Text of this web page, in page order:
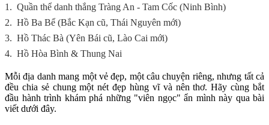
1. Quần thể danh thắng Tràng An - Tam Cốc (Ninh Bình)
2. Hồ Ba Bể (Bắc Kạn cũ, Thái Nguyên mới)
3. Hồ Thác Bà (Yên Bái cũ, Lào Cai mới)
4. Hồ Hòa Bình & Thung Nai
Mỗi địa danh mang một vẻ đẹp, một câu chuyện riêng, nhưng tất cả
đều chia sẻ chung một nét đẹp hùng vĩ và nên thơ. Hãy cùng bắt
đầu hành trình khám phá những "viên ngọc" ẩn mình này qua bài
viết dưới đây.